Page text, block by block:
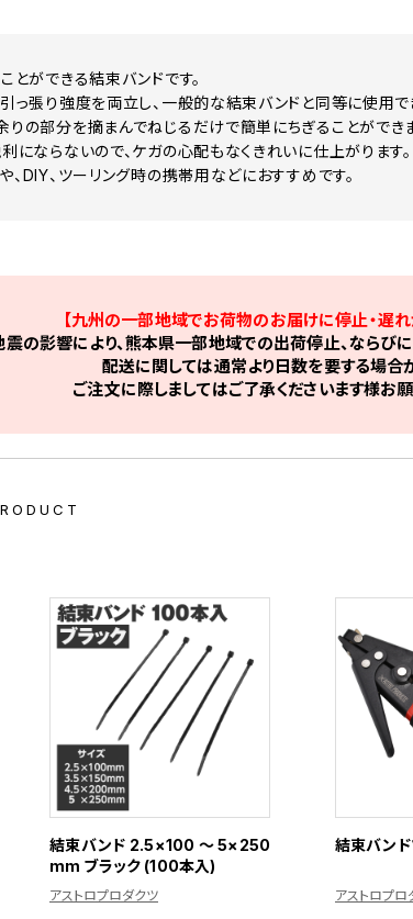
とができる結束バンドです。
っ張り強度を両立し、一般的な結束バンドと同等に使用で
の部分を摘まんでねじるだけで簡単にちぎることができま
にならないので、ケガの心配もなくきれいに仕上がります。
DIY、ツーリング時の携帯用などにおすすめです。
【九州の一部地域でお荷物のお届けに停止・遅れ
の影響により、熊本県一部地域での出荷停止、ならび
配送に関しては通常より日数を要する場合
ご注文に際しましてはご了承くださいます様お
結束バンド 2.5×100 ～ 5×250
mm ブラック (100本入)
アストロプロダクツ
結束バン
アストロプロ